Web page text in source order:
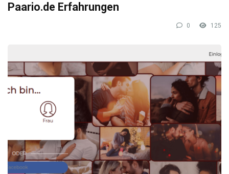
Paario.de Erfahrungen
0 125